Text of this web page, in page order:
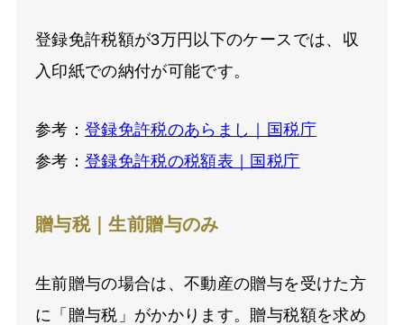
登録免許税額が3万円以下のケースでは、収
入印紙での納付が可能です。
参考： 登録免許税のあらまし｜国税庁
参考： 登録免許税の税額表｜国税庁
贈与税｜生前贈与のみ
生前贈与の場合は、不動産の贈与を受けた方
に「贈与税」がかかります。贈与税額を求め